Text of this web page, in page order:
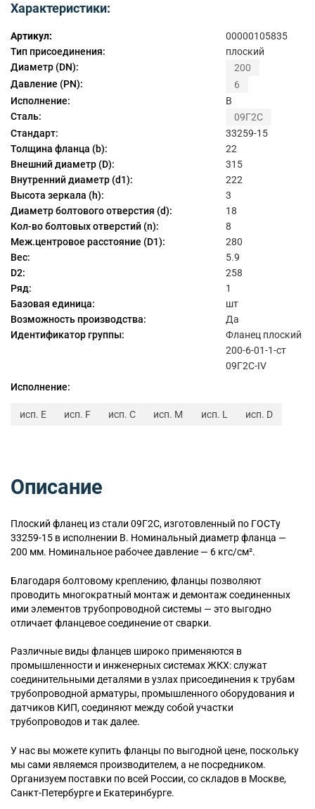
Характеристики:
Артикул:
00000105835
Тип присоединения:
плоский
Диаметр (DN):
200
Давление (PN):
6
Исполнение:
B
Сталь:
09Г2С
Стандарт:
33259-15
Толщина фланца (b):
22
Внешний диаметр (D):
315
Внутренний диаметр (d1):
222
Высота зеркала (h):
3
Диаметр болтового отверстия (d):
18
Кол-во болтовых отверстий (n):
8
Меж.центровое расстояние (D1):
280
Вес:
5.9
D2:
258
Ряд:
1
Базовая единица:
шт
Возможность производства:
Да
Идентификатор группы:
Фланец плоский
200-6-01-1-ст
09Г2С-IV
Исполнение:
исп. E исп. F исп. C исп. M исп. L исп. D
Описание
Плоский фланец из стали 09Г2С, изготовленный по ГОСТу
33259-15 в исполнении B. Номинальный диаметр фланца —
200 мм. Номинальное рабочее давление — 6 кгс/см².
Благодаря болтовому креплению, фланцы позволяют
проводить многократный монтаж и демонтаж соединенных
ими элементов трубопроводной системы — это выгодно
отличает фланцевое соединение от сварки.
Различные виды фланцев широко применяются в
промышленности и инженерных системах ЖКХ: служат
соединительными деталями в узлах присоединения к трубам
трубопроводной арматуры, промышленного оборудования и
датчиков КИП, соединяют между собой участки
трубопроводов и так далее.
У нас вы можете купить фланцы по выгодной цене, поскольку
мы сами являемся производителем, а не посредником.
Организуем поставки по всей России, со складов в Москве,
Санкт-Петербурге и Екатеринбурге.